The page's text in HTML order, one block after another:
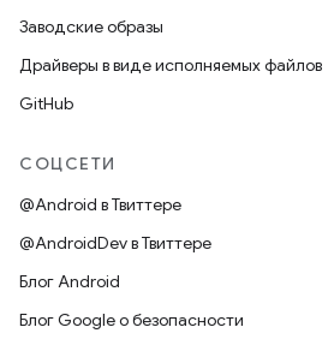
Заводские образы
Драйверы в виде исполняемых файлов
GitHub
СОЦСЕТИ
@Android в Твиттере
@AndroidDev в Твиттере
Блог Android
Блог Google о безопасности